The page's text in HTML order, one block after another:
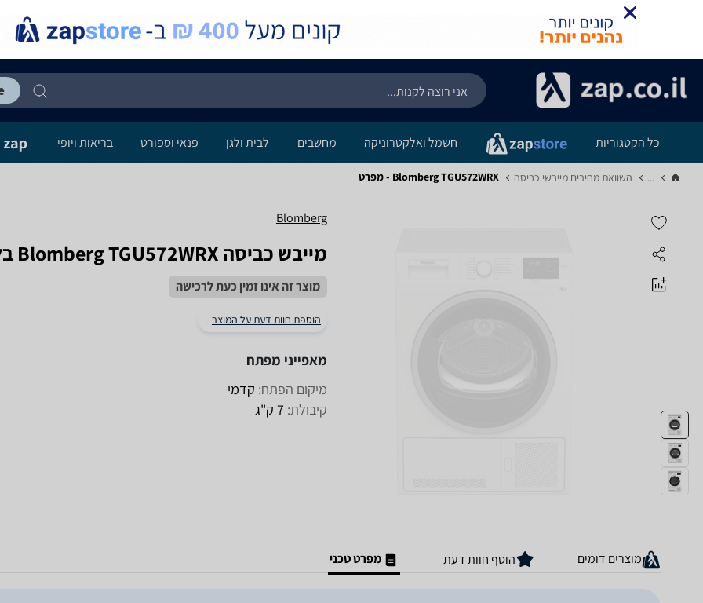
כל הקטגוריות חשמל ואלקטרוניקה מחשבים לבית ולגן פנאי וספורט בריאות ויופי
... השוואת מחירים מייבשי כביסה‏ Blomberg TGU572WRX - מפרט
Blomberg
מייבש כביסה Blomberg TGU572WRX בלומברג
מוצר זה אינו זמין כעת לרכישה
הוספת חוות דעת על המוצר
מאפייני מפתח
מיקום הפתח: קדמי
קיבולת: 7 ק"ג
מוצרים דומים הוסף חוות דעת מפרט טכני